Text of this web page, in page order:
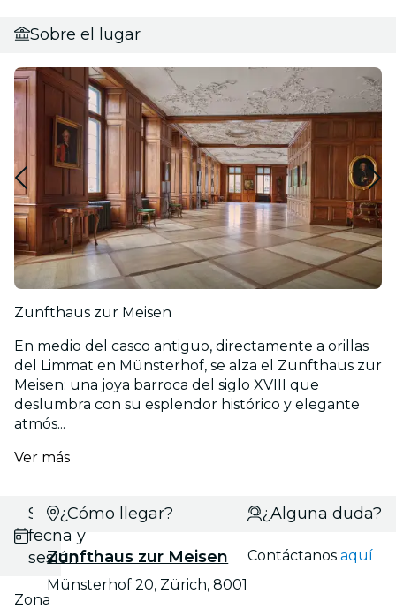
Sobre el lugar
Zunfthaus zur Meisen
En medio del casco antiguo, directamente a orillas
del Limmat en Münsterhof, se alza el Zunfthaus zur
Meisen: una joya barroca del siglo XVIII que
deslumbra con su esplendor histórico y elegante
atmós...
Ver más
Selecciona
fecha y
sesión
Zona
¿Cómo llegar?
Zunfthaus zur Meisen
Münsterhof 20, Zürich, 8001
¿Alguna duda?
Contáctanosaquí